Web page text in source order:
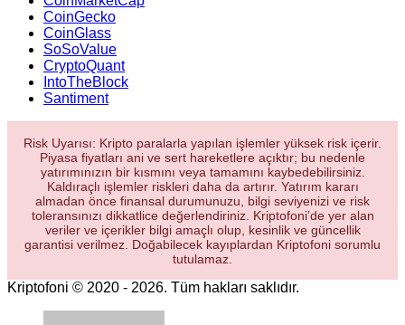
CoinGecko
CoinGlass
SoSoValue
CryptoQuant
IntoTheBlock
Santiment
Risk Uyarısı: Kripto paralarla yapılan işlemler yüksek risk içerir.
Piyasa fiyatları ani ve sert hareketlere açıktır; bu nedenle
yatırımınızın bir kısmını veya tamamını kaybedebilirsiniz.
Kaldıraçlı işlemler riskleri daha da artırır. Yatırım kararı
almadan önce finansal durumunuzu, bilgi seviyenizi ve risk
toleransınızı dikkatlice değerlendiriniz. Kriptofoni’de yer alan
veriler ve içerikler bilgi amaçlı olup, kesinlik ve güncellik
garantisi verilmez. Doğabilecek kayıplardan Kriptofoni sorumlu
tutulamaz.
Kriptofoni © 2020 - 2026. Tüm hakları saklıdır.